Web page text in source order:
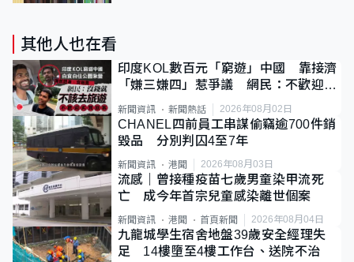
其他人也在看
印度KOL數百元「窮遊」中國 靠接濟
「嫌三嫌四」惹爭議 網民：不歡迎劣
質旅客
新聞資訊 新聞熱話 2026年08月02日
CHANEL四前員工串謀偷竊逾700件銷
毀品 分別判囚4至7年
新聞資訊 港聞 2026年08月03日
流感｜曾接種疫苗七歲男童染甲流死
亡 成今年首宗兒童感染離世個案
新聞資訊 港聞 首頁新聞 2026年08月04日
九龍城學生宿舍地盤39歲安全經理失
足 14樓墮至4樓工作台、送院不治